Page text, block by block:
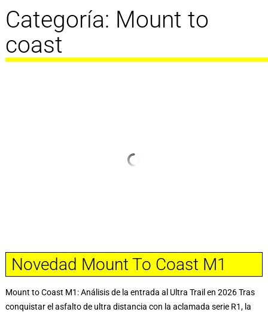
Categoría: Mount to
coast
Novedad Mount To Coast M1
Mount to Coast M1: Análisis de la entrada al Ultra Trail en 2026 Tras
conquistar el asfalto de ultra distancia con la aclamada serie R1, la